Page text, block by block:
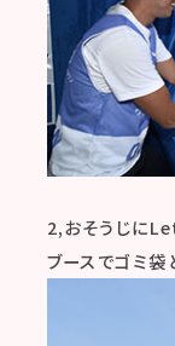
2,おそうじに
ブースでゴミ袋